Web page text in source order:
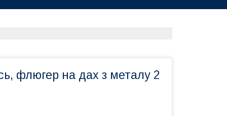
флюгер на дах з металу 2